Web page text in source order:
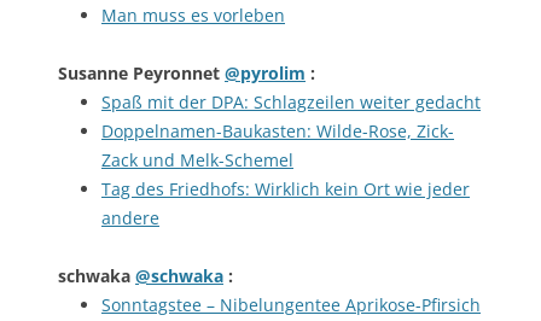
Man muss es vorleben
Susanne Peyronnet @pyrolim :
Spaß mit der DPA: Schlagzeilen weiter gedacht
Doppelnamen-Baukasten: Wilde-Rose, Zick-
Zack und Melk-Schemel
Tag des Friedhofs: Wirklich kein Ort wie jeder
andere
schwaka @schwaka :
Sonntagstee – Nibelungentee Aprikose-Pfirsich